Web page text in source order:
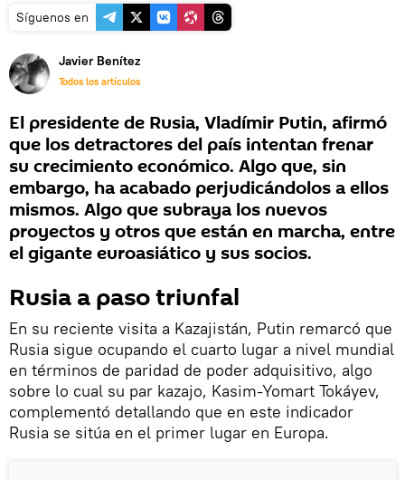
Síguenos en
Javier Benítez
Todos los artículos
El presidente de Rusia, Vladímir Putin, afirmó
que los detractores del país intentan frenar
su crecimiento económico. Algo que, sin
embargo, ha acabado perjudicándolos a ellos
mismos. Algo que subraya los nuevos
proyectos y otros que están en marcha, entre
el gigante euroasiático y sus socios.
Rusia a paso triunfal
En su reciente visita a Kazajistán, Putin remarcó que
Rusia sigue ocupando el cuarto lugar a nivel mundial
en términos de paridad de poder adquisitivo, algo
sobre lo cual su par kazajo, Kasim-Yomart Tokáyev,
complementó detallando que en este indicador
Rusia se sitúa en el primer lugar en Europa.